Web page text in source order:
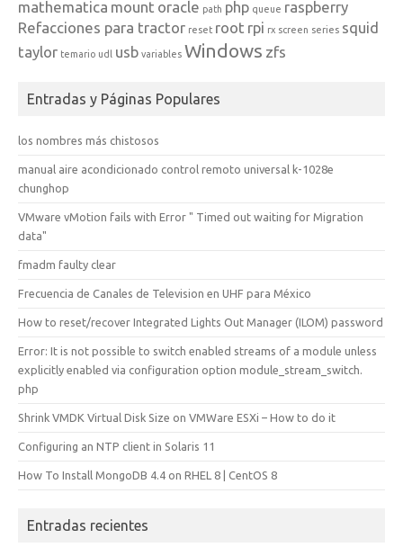
mathematica mount oracle path php queue raspberry
Refacciones para tractor reset root rpi rx screen series squid
taylor temario udl usb variables Windows zfs
Entradas y Páginas Populares
los nombres más chistosos
manual aire acondicionado control remoto universal k-1028e
chunghop
VMware vMotion fails with Error " Timed out waiting for Migration
data"
fmadm faulty clear
Frecuencia de Canales de Television en UHF para México
How to reset/recover Integrated Lights Out Manager (ILOM) password
Error: It is not possible to switch enabled streams of a module unless
explicitly enabled via configuration option module_stream_switch.
php
Shrink VMDK Virtual Disk Size on VMWare ESXi – How to do it
Configuring an NTP client in Solaris 11
How To Install MongoDB 4.4 on RHEL 8 | CentOS 8
Entradas recientes